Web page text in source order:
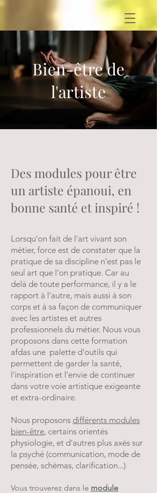
Bien-être de
l'artiste
Des modules pour être
un artiste épanoui, en
bonne santé et inspiré !
Lorsqu'on fait de l'art vivant son
métier, force est de constater que la
pratique de sa discipline n'est pas le
seul art que l'on pratique. Car au
delà de toute performance, il y a le
rapport à l'autre, mais aussi à son
corps et à sa façon de communiquer
avec les artistes et autres
professionnels du métier. Nous vous
proposons dans cette formation
afdas une palette d'outils qui
permettent de garder la santé,
l'inspiration et l'envie de continuer
dans votre voie artistique exigeante
et extra-ordinaire. ​
​Nous proposons différents modules
bien-être, certains orientés
physiologie, et d'autres plus axés sur
la psyché (communication, mode de
pensée, schémas, clarification...)
Vous trouverez dans le module